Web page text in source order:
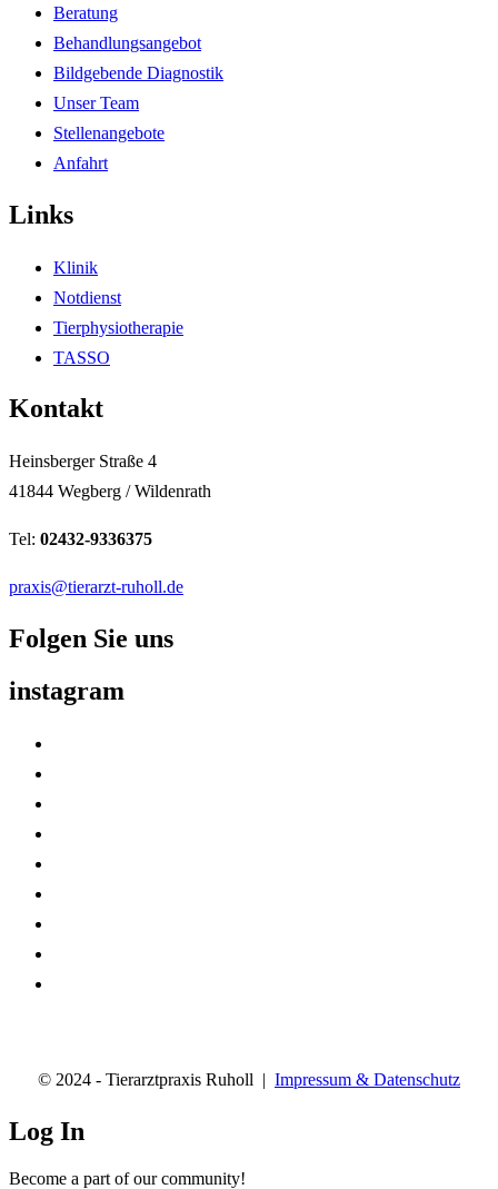
Beratung
Behandlungsangebot
Bildgebende Diagnostik
Unser Team
Stellenangebote
Anfahrt
Links
Klinik
Notdienst
Tierphysiotherapie
TASSO
Kontakt
Heinsberger Straße 4
41844 Wegberg / Wildenrath
Tel: 02432-9336375
praxis@tierarzt-ruholl.de
Folgen Sie uns
instagram
© 2024 - Tierarztpraxis Ruholl | Impressum & Datenschutz
Log In
Become a part of our community!